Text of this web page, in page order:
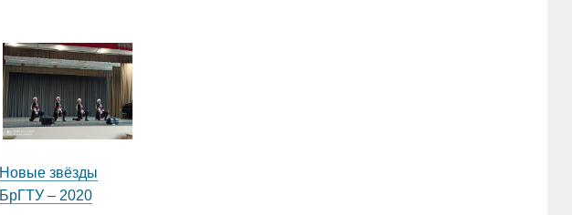
Новые звёзды
БрГТУ – 2020